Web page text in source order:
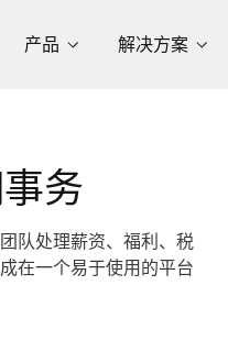
产品 解决方案
务
队处理薪资、福利、税
在一个易于使用的平台